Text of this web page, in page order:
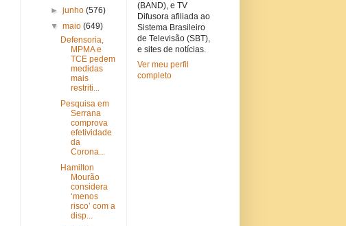
► junho (576)
▼ maio (649)
Defensoria,
MPMA e
TCE pedem
medidas
mais
restriti...
Pesquisa em
Serrana
comprova
efetividade
da
Corona...
Hamilton
Mourão
considera
‘menos
risco’ com a
disp...
(BAND), e TV
Difusora afiliada ao
Sistema Brasileiro
de Televisão (SBT),
e sites de notícias.
Ver meu perfil
completo